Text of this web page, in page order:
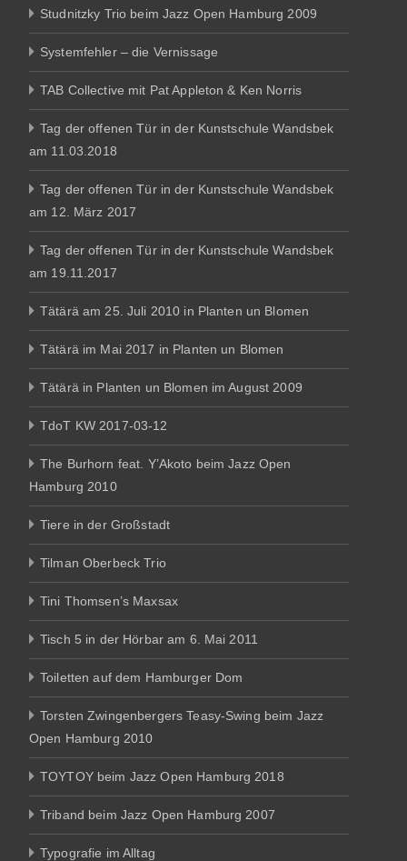
Studnitzky Trio beim Jazz Open Hamburg 2009
Systemfehler – die Vernissage
TAB Collective mit Pat Appleton & Ken Norris
Tag der offenen Tür in der Kunstschule Wandsbek
am 11.03.2018
Tag der offenen Tür in der Kunstschule Wandsbek
am 12. März 2017
Tag der offenen Tür in der Kunstschule Wandsbek
am 19.11.2017
Tätärä am 25. Juli 2010 in Planten un Blomen
Tätärä im Mai 2017 in Planten un Blomen
Tätärä in Planten un Blomen im August 2009
TdoT KW 2017-03-12
The Burhorn feat. Y’Akoto beim Jazz Open
Hamburg 2010
Tiere in der Großstadt
Tilman Oberbeck Trio
Tini Thomsen’s Maxsax
Tisch 5 in der Hörbar am 6. Mai 2011
Toiletten auf dem Hamburger Dom
Torsten Zwingenbergers Teasy-Swing beim Jazz
Open Hamburg 2010
TOYTOY beim Jazz Open Hamburg 2018
Triband beim Jazz Open Hamburg 2007
Typografie im Alltag